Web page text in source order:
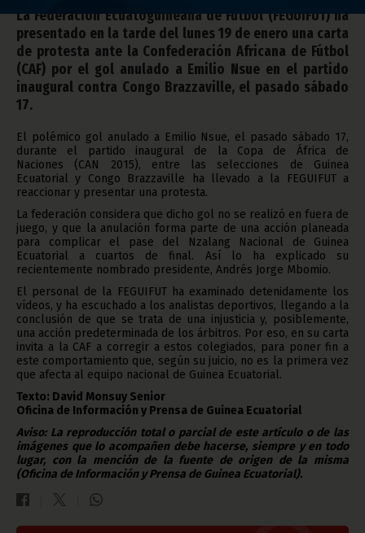
La Federación Ecuatoguineana de Fútbol (FEGUIFUT) ha
presentado en la tarde del lunes 19 de enero una carta
de protesta ante la Confederación Africana de Fútbol
(CAF) por el gol anulado a Emilio Nsue en el partido
inaugural contra Congo Brazzaville, el pasado sábado
17.
El polémico gol anulado a Emilio Nsue, el pasado sábado 17,
durante el partido inaugural de la Copa de África de
Naciones (CAN 2015), entre las selecciones de Guinea
Ecuatorial y Congo Brazzaville ha llevado a la FEGUIFUT a
reaccionar y presentar una protesta.
La federación considera que dicho gol no se realizó en fuera de
juego, y que la anulación forma parte de una acción planeada
para complicar el pase del Nzalang Nacional de Guinea
Ecuatorial a cuartos de final. Así lo ha explicado su
recientemente nombrado presidente, Andrés Jorge Mbomio.
El personal de la FEGUIFUT ha examinado detenidamente los
vídeos, y ha escuchado a los analistas deportivos, llegando a la
conclusión de que se trata de una injusticia y, posiblemente,
una acción predeterminada de los árbitros. Por eso, en su carta
invita a la CAF a corregir a estos colegiados, para poner fin a
este comportamiento que, según su juicio, no es la primera vez
que afecta al equipo nacional de Guinea Ecuatorial.
Texto: David Monsuy Senior
Oficina de Información y Prensa de Guinea Ecuatorial
Aviso: La reproducción total o parcial de este artículo o de las
imágenes que lo acompañen debe hacerse, siempre y en todo
lugar, con la mención de la fuente de origen de la misma
(Oficina de Información y Prensa de Guinea Ecuatorial).